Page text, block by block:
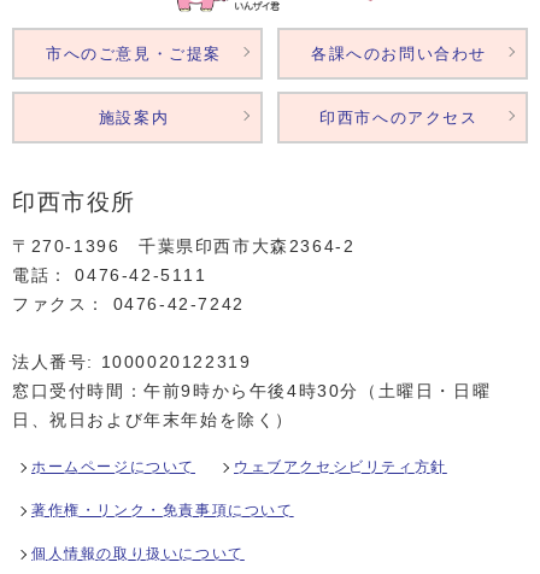
印西市役所
〒270-1396 千葉県印西市大森2364‐2
電話： 0476‐42‐5111
ファクス： 0476‐42‐7242
法人番号: 1000020122319
窓口受付時間：午前9時から午後4時30分（土曜日・日曜
日、祝日および年末年始を除く）
ホームページについて ウェブアクセシビリティ方針
著作権・リンク・免責事項について
個人情報の取り扱いについて
市へのご意見・ご提案 各課へのお問い合わせ
施設案内 印西市へのアクセス